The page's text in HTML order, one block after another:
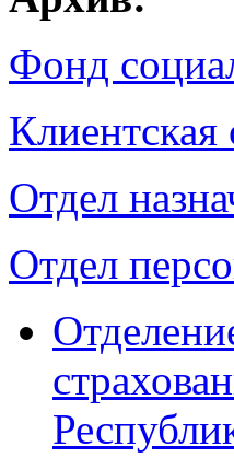
Фонд
Клиентская
Отдел
Отдел